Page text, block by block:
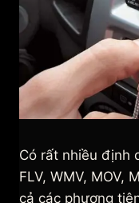
Có rất nhiều định
FLV, WMV, MOV,
cả các phương